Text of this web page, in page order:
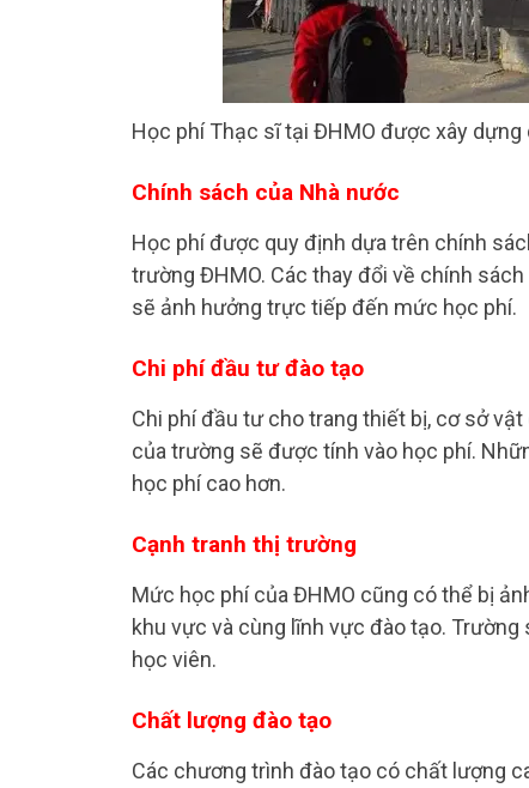
Học phí Thạc sĩ tại ĐHMO được xây dựng
Chính sách của Nhà nước
Học phí được quy định dựa trên chính
trường ĐHMO. Các thay đổi về chính
sẽ ảnh hưởng trực tiếp đến mức học phí.
Chi phí đầu tư đào tạo
Chi phí đầu tư cho trang thiết bị, cơ sở
của trường sẽ được tính vào học phí.
học phí cao hơn.
Cạnh tranh thị trường
Mức học phí của ĐHMO cũng có thể bị
khu vực và cùng lĩnh vực đào tạo.
học viên.
Chất lượng đào tạo
Các chương trình đào tạo có chất lượng